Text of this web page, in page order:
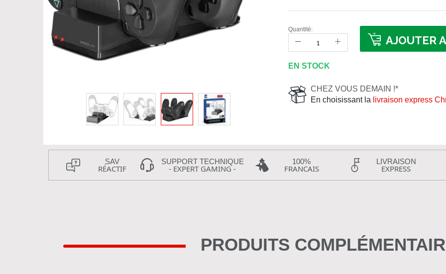
Quantité:
AJOUTER
EN STOCK
CHEZ VOUS DEMAIN !*
En choisissant la livraison express
SAV
RÉACTIF
SUPPORT TECHNIQUE
- EXPERT GAMING -
100%
FRANCAIS
LIVRAISON
EXPRESS
PRODUITS